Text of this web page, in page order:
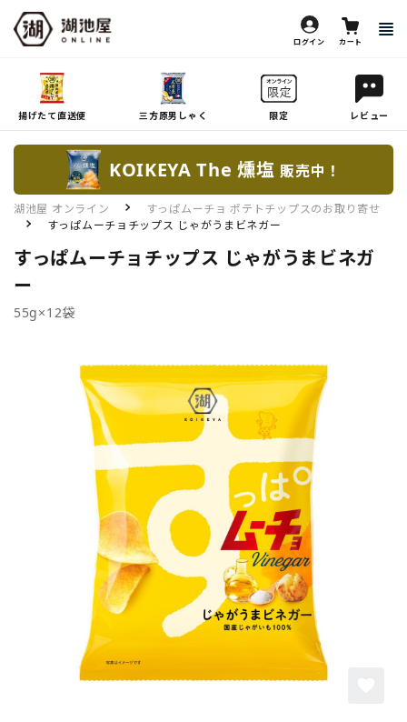
ログイン カート
揚げたて直送便 三方原男しゃく 限定 レビュー
KOIKEYA The 燻塩 販売中！
湖池屋 オンライン
すっぱムーチョ ポテトチップスのお取り寄せ
すっぱムーチョチップス じゃがうまビネガー
すっぱムーチョチップス じゃがうまビネガ
ー
55g×12袋